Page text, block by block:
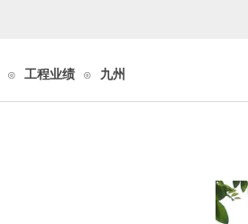
⊙ 工程业绩 ⊙ 九州